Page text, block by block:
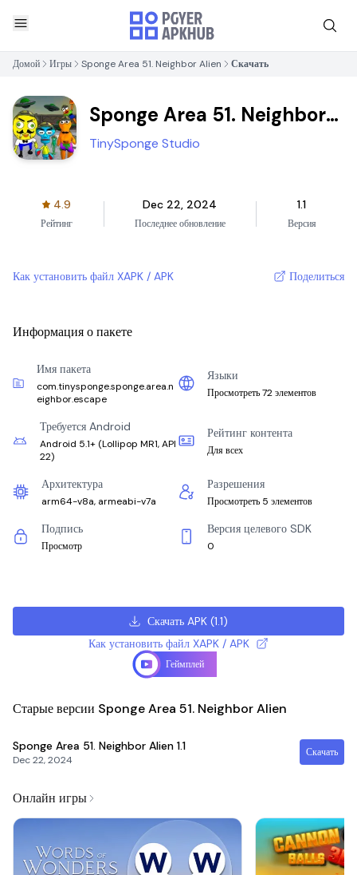
Домой Игры Sponge Area 51. Neighbor Alien Скачать
Sponge Area 51. Neighbor
Alien
TinySponge Studio
4.9
Рейтинг
Dec 22, 2024
Последнее обновление
1.1
Версия
Как установить файл XAPK / APK Поделиться
Информация о пакете
Имя пакета
com.tinysponge.sponge.area.n
eighbor.escape
Языки
Просмотреть 72 элементов
Требуется Android
Android 5.1+ (Lollipop MR1, API
22)
Рейтинг контента
Для всех
Архитектура
arm64-v8a, armeabi-v7a
Разрешения
Просмотреть 5 элементов
Подпись
Просмотр
Версия целевого SDK
0
Скачать APK (1.1)
Как установить файл XAPK / APK
Геймплей
Старые версии Sponge Area 51. Neighbor Alien
Sponge Area 51. Neighbor Alien 1.1
Dec 22, 2024
Скачать
Онлайн игры